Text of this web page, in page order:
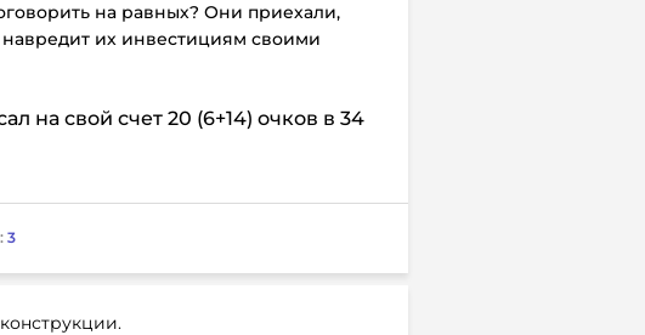
на равных? Они приехали,
навредит их инвестициям своими
на свой счет 20 (6+14) очков в 34
3